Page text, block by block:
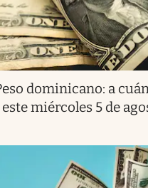
dominicano: a
miércoles 5 de